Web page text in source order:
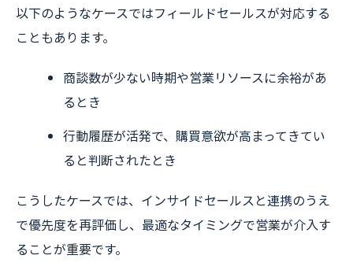
以下のようなケースではフィールドセールスが対応する
こともあります。
商談数が少ない時期や営業リソースに余裕があ
るとき
行動履歴が活発で、購買意欲が高まってきてい
ると判断されたとき
こうしたケースでは、インサイドセールスと連携のうえ
で優先度を再評価し、最適なタイミングで営業が介入す
ることが重要です。